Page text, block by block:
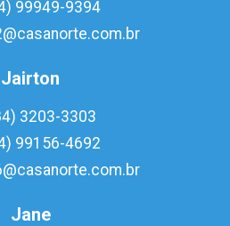
99949-9394
Jairton
3203-3303
99156-4692
Jane